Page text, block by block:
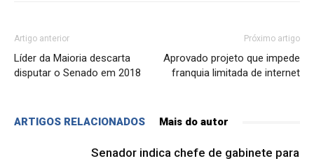
Artigo anterior
Líder da Maioria descarta
disputar o Senado em 2018
Próximo artigo
Aprovado projeto que impede
franquia limitada de internet
ARTIGOS RELACIONADOS Mais do autor
Senador indica chefe de gabinete para